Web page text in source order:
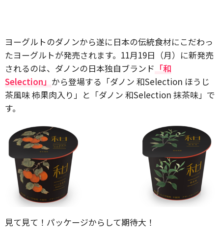
ヨーグルトのダノンから遂に日本の伝統食材にこだわっ
たヨーグルトが発売されます。11月19日（月）に新発売
されるのは、ダノンの日本独自ブランド 「和
Selection」 から登場する「ダノン 和Selection ほうじ
茶風味 柿果肉入り」と「ダノン 和Selection 抹茶味」で
す。
見て見て！パッケージからして期待大！